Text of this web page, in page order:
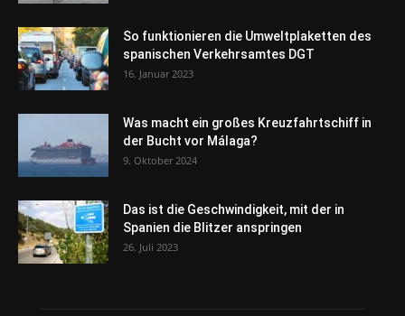
So funktionieren die Umweltplaketten des
spanischen Verkehrsamtes DGT
16. Januar 2023
Was macht ein großes Kreuzfahrtschiff in
der Bucht vor Málaga?
9. Oktober 2024
Das ist die Geschwindigkeit, mit der in
Spanien die Blitzer anspringen
26. Juli 2023